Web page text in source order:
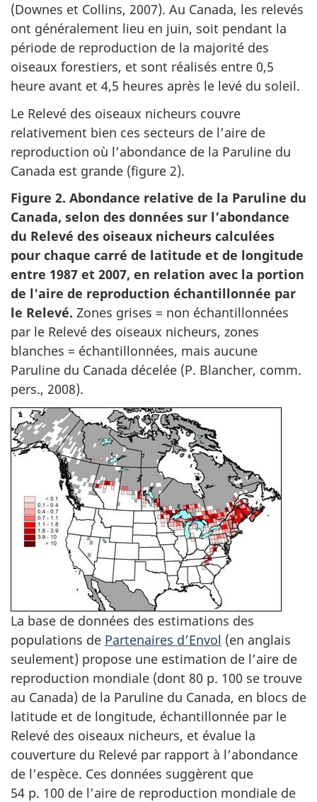
(Downes et Collins, 2007). Au Canada, les relevés
ont généralement lieu en juin, soit pendant la
période de reproduction de la majorité des
oiseaux forestiers, et sont réalisés entre 0,5
heure avant et 4,5 heures après le levé du soleil.
Le Relevé des oiseaux nicheurs couvre
relativement bien ces secteurs de l’aire de
reproduction où l’abondance de la Paruline du
Canada est grande (figure 2).
Figure 2. Abondance relative de la Paruline du
Canada, selon des données sur l’abondance
du Relevé des oiseaux nicheurs calculées
pour chaque carré de latitude et de longitude
entre 1987 et 2007, en relation avec la portion
de l'aire de reproduction échantillonnée par
le Relevé. Zones grises = non échantillonnées
par le Relevé des oiseaux nicheurs, zones
blanches = échantillonnées, mais aucune
Paruline du Canada décelée (P. Blancher, comm.
pers., 2008).
La base de données des estimations des
populations de Partenaires d’Envol (en anglais
seulement) propose une estimation de l’aire de
reproduction mondiale (dont 80 p. 100 se trouve
au Canada) de la Paruline du Canada, en blocs de
latitude et de longitude, échantillonnée par le
Relevé des oiseaux nicheurs, et évalue la
couverture du Relevé par rapport à l’abondance
de l’espèce. Ces données suggèrent que
54 p. 100 de l’aire de reproduction mondiale de